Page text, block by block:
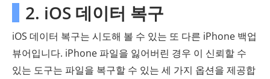
2. iOS 데이터 복구
iOS 데이터 복구는 시도해 볼 수 있는 또 다른 iPhone 백업
뷰어입니다. iPhone 파일을 잃어버린 경우 이 신뢰할 수
있는 도구는 파일을 복구할 수 있는 세 가지 옵션을 제공합